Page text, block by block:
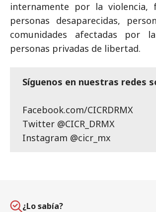
internamente por la violencia,
personas desaparecidas,
comunidades afectadas por
personas privadas de libertad.
Síguenos en nuestras redes
Facebook.com/CICRDRMX
Twitter @CICR_DRMX
Instagram @cicr_mx
¿Lo sabía?